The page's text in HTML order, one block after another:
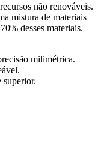
não renováveis.
mistura de materiais
desses materiais.
milimétrica.
superior.